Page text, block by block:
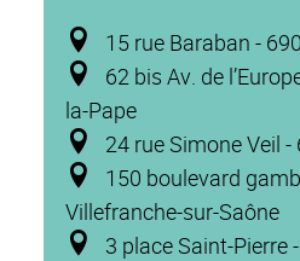
15 rue Baraban -
62 bis Av. de
la-Pape
24 rue Simone Veil
150 boulevard
Villefranche-sur-Saône
3 place Saint-Pierre